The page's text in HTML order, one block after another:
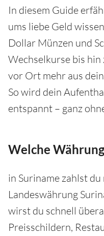
In diesem Guide
ums liebe Geld
Dollar Münzen und
Wechselkurse bis hin
vor Ort mehr aus
So wird dein
entspannt – ganz
Welche
in Suriname zahlst
Landeswährung
wirst du schnell
Preisschildern,